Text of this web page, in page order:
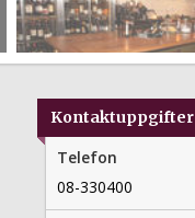
Kontaktuppgifter
Telefon
08-330400